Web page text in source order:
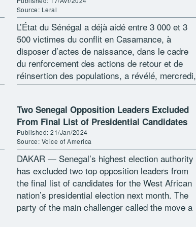
Source: Leral
L’État du Sénégal a déjà aidé entre 3 000 et 3
500 victimes du conflit en Casamance, à
disposer d’actes de naissance, dans le cadre
du renforcement des actions de retour et de
réinsertion des populations, a révélé, mercredi,
le […]
Two Senegal Opposition Leaders Excluded
From Final List of Presidential Candidates
Published: 21/Jan/2024
Source: Voice of America
DAKAR — Senegal’s highest election authority
has excluded two top opposition leaders from
the final list of candidates for the West African
nation’s presidential election next month. The
party of the main challenger called the move a